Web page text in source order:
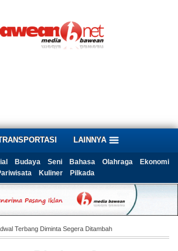
LAINNYA
Budaya Seni Bahasa Olahraga
Ekonomi
Kuliner Pilkada
Terbang Diminta Segera Ditambah